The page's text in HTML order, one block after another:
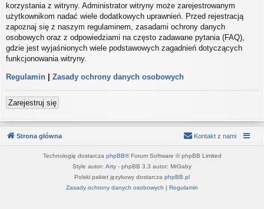
korzystania z witryny. Administrator witryny może zarejestrowanym
użytkownikom nadać wiele dodatkowych uprawnień. Przed rejestracją
zapoznaj się z naszym regulaminem, zasadami ochrony danych
osobowych oraz z odpowiedziami na często zadawane pytania (FAQ),
gdzie jest wyjaśnionych wiele podstawowych zagadnień dotyczących
funkcjonowania witryny.
Regulamin | Zasady ochrony danych osobowych
Zarejestruj się
Strona główna Kontakt z nami
Technologię dostarcza phpBB® Forum Software © phpBB Limited
Style autor: Arty - phpBB 3.3 autor: MrGaby
Polski pakiet językowy dostarcza phpBB.pl
Zasady ochrony danych osobowych | Regulamin